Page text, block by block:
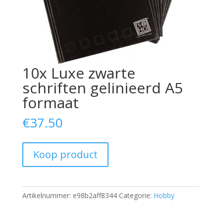
10x Luxe zwarte
schriften gelinieerd A5
formaat
€37.50
Koop product
Artikelnummer: e98b2aff8344 Categorie: Hobby